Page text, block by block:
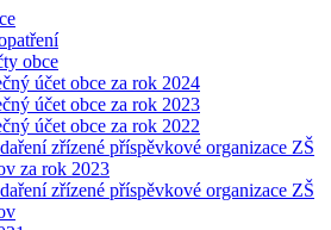
obce
účet obce za rok 2024
účet obce za rok 2023
účet obce za rok 2022
zřízené příspěvkové organizace ZŠ
za rok 2023
zřízené příspěvkové organizace ZŠ